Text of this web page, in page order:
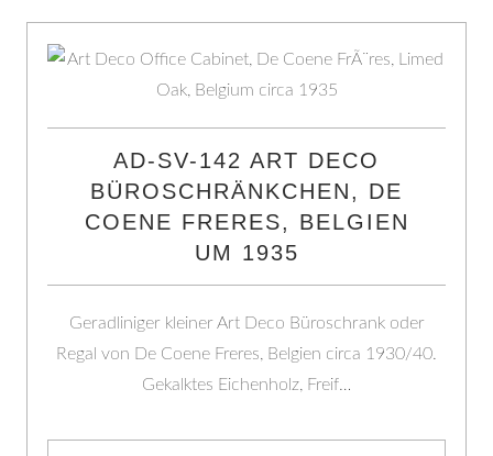
AD-SV-142 ART DECO
BÜROSCHRÄNKCHEN, DE
COENE FRERES, BELGIEN
UM 1935
Geradliniger kleiner Art Deco Büroschrank oder
Regal von De Coene Freres, Belgien circa 1930/40.
Gekalktes Eichenholz, Freif…